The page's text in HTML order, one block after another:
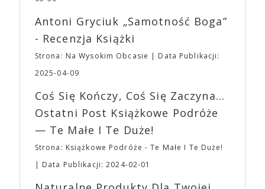
(„Joker”, „Ona”) w swojej najbardziej zaskakującej
roli. Twórca kultowych „Dziedzictwo. Hereditary” i
„Midsommar. W biały dzień” zrealizował najbardziej
osobisty film, który pozwolił mu w pełni podzielić
się z widzami swoimi lękami, wizją świata, a przede
„Bo się boi” w kinach od 21 kwietnia.
Wystawców i Obsługi. Na terenie hali nie zabraknie
Waszych ulubionych Wystawców serwujących
napoje oraz drobne przekąski a przed halą
planujemy Strefę FoodTrucków. Życzymy Wam
EXPO XXI!
Antoni Gryciuk „Samotność Boga”
- Recenzja Książki
Strona: Na Wysokim Obcasie
Data Publikacji:
2025-04-09
Coś Się Kończy, Coś Się Zaczyna...
Ostatni Post Książkowe Podróże
— Te Małe I Te Duże!
Strona: Książkowe Podróże - Te Małe I Te Duże!
Data Publikacji: 2024-02-01